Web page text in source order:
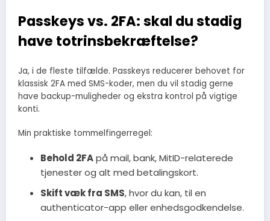
Passkeys vs. 2FA: skal du stadig
have totrinsbekræftelse?
Ja, i de fleste tilfælde. Passkeys reducerer behovet for
klassisk 2FA med SMS-koder, men du vil stadig gerne
have backup-muligheder og ekstra kontrol på vigtige
konti.
Min praktiske tommelfingerregel:
Behold 2FApå mail, bank, MitID-relaterede
tjenester og alt med betalingskort.
Skift væk fra SMS, hvor du kan, til en
authenticator-app eller enhedsgodkendelse.